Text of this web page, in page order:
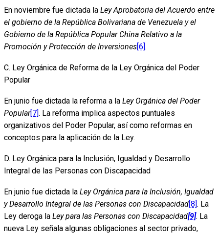
En noviembre fue dictada la Ley Aprobatoria del Acuerdo entre
el gobierno de la República Bolivariana de Venezuela y el
Gobierno de la República Popular China Relativo a la
Promoción y Protección de Inversiones [6] .
C. Ley Orgánica de Reforma de la Ley Orgánica del Poder
Popular
En junio fue dictada la reforma a la Ley Orgánica del Poder
Popular[7] . La reforma implica aspectos puntuales
organizativos del Poder Popular, así como reformas en
conceptos para la aplicación de la Ley.
D. Ley Orgánica para la Inclusión, Igualdad y Desarrollo
Integral de las Personas con Discapacidad
En junio fue dictada la Ley Orgánica para la Inclusión, Igualdad
y Desarrollo Integral de las Personas con Discapacidad [8] . La
Ley deroga la Ley para las Personas con Discapacidad[9]. La
nueva Ley señala algunas obligaciones al sector privado,